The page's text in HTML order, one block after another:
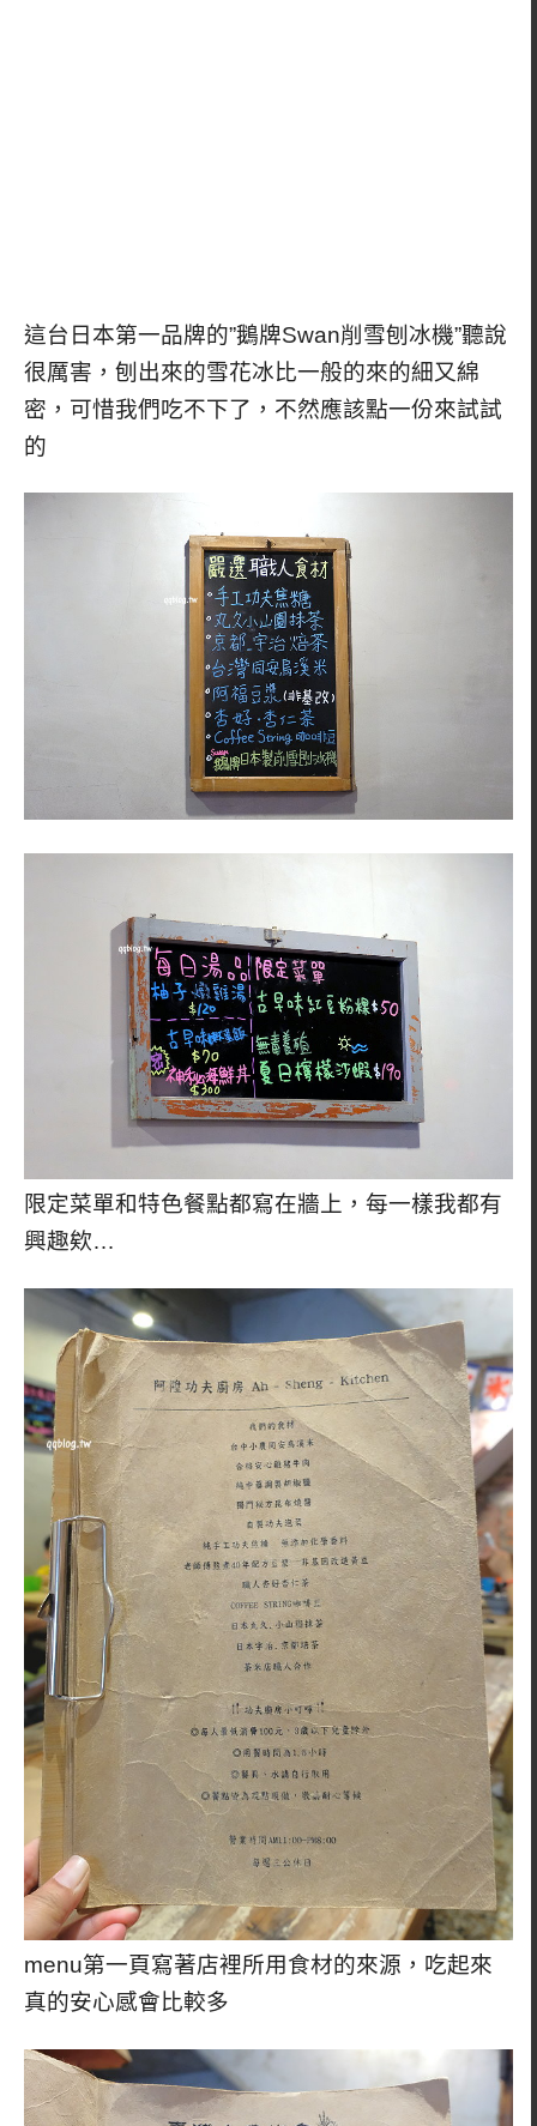
這台日本第一品牌的”鵝牌Swan削雪刨冰機”聽說
很厲害，刨出來的雪花冰比一般的來的細又綿
密，可惜我們吃不下了，不然應該點一份來試試
的
限定菜單和特色餐點都寫在牆上，每一樣我都有
興趣欸…
menu第一頁寫著店裡所用食材的來源，吃起來
真的安心感會比較多